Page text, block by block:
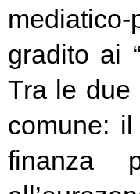
gradito ai
Tra le due
comune:
finanza